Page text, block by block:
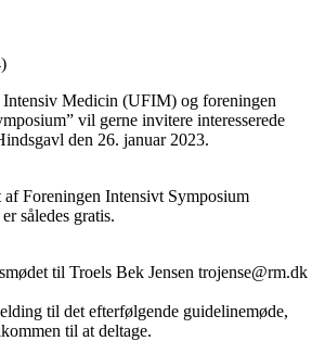
Medicin (UFIM) og foreningen
vil gerne invitere interesserede
den 26. januar 2023.
af Foreningen Intensivt Symposium
således gratis.
til Troels Bek Jensen trojense@rm.dk
til det efterfølgende guidelinemøde,
til at deltage.